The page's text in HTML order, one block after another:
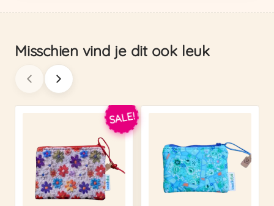
Misschien vind je dit ook leuk
SALE!